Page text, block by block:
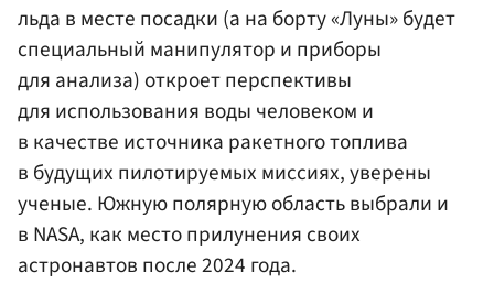
льда в месте посадки (а на борту «Луны» будет
специальный манипулятор и приборы
для анализа) откроет перспективы
для использования воды человеком и
в качестве источника ракетного топлива
в будущих пилотируемых миссиях, уверены
ученые. Южную полярную область выбрали и
в NASA, как место прилунения своих
астронавтов после 2024 года.